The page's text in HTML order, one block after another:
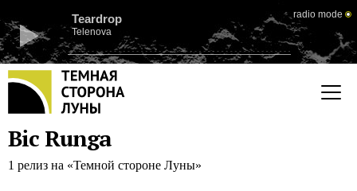
Teardrop
Telenova
radio mode
Bic Runga
1 релиз на «Темной стороне Луны»